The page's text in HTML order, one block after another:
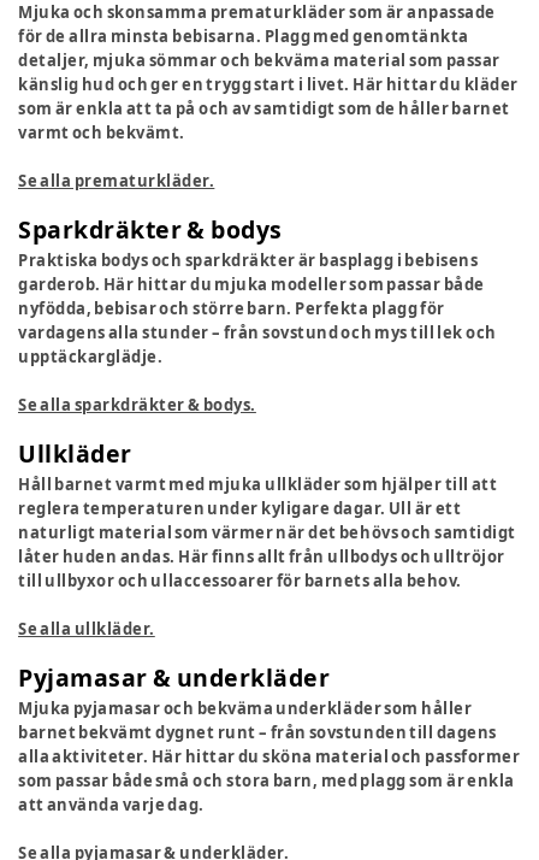
Mjuka och skonsamma prematurkläder som är anpassade
för de allra minsta bebisarna. Plagg med genomtänkta
detaljer, mjuka sömmar och bekväma material som passar
känslig hud och ger en trygg start i livet. Här hittar du kläder
som är enkla att ta på och av samtidigt som de håller barnet
varmt och bekvämt.
Se alla prematurkläder.
Sparkdräkter & bodys
Praktiska bodys och sparkdräkter är basplagg i bebisens
garderob. Här hittar du mjuka modeller som passar både
nyfödda, bebisar och större barn. Perfekta plagg för
vardagens alla stunder – från sovstund och mys till lek och
upptäckarglädje.
Se alla sparkdräkter & bodys.
Ullkläder
Håll barnet varmt med mjuka ullkläder som hjälper till att
reglera temperaturen under kyligare dagar. Ull är ett
naturligt material som värmer när det behövs och samtidigt
låter huden andas. Här finns allt från ullbodys och ulltröjor
till ullbyxor och ullaccessoarer för barnets alla behov.
Se alla ullkläder.
Pyjamasar & underkläder
Mjuka pyjamasar och bekväma underkläder som håller
barnet bekvämt dygnet runt – från sovstunden till dagens
alla aktiviteter. Här hittar du sköna material och passformer
som passar både små och stora barn, med plagg som är enkla
att använda varje dag.
Se alla pyjamasar & underkläder.